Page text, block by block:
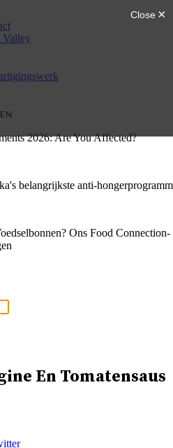
2026: Are You Affected?
belangrijkste anti-
Ons Food Connection-
En Tomatensaus